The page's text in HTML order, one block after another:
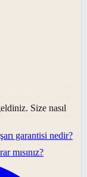
Size nasıl
garantisi nedir?
mısınız?